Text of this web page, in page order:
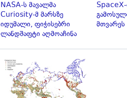
NASA-ს მავალმა
Curiosity-მ მარსზე
იდუმალი, ფიჭისებრი
ლანდშაფტი აღმოაჩინა
მთვარეს